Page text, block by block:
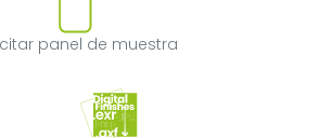
panel de muestra